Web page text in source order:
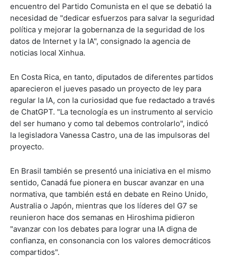
encuentro del Partido Comunista en el que se debatió la
necesidad de "dedicar esfuerzos para salvar la seguridad
política y mejorar la gobernanza de la seguridad de los
datos de Internet y la IA", consignado la agencia de
noticias local Xinhua.
En Costa Rica, en tanto, diputados de diferentes partidos
aparecieron el jueves pasado un proyecto de ley para
regular la IA, con la curiosidad que fue redactado a través
de ChatGPT. "La tecnología es un instrumento al servicio
del ser humano y como tal debemos controlarlo", indicó
la legisladora Vanessa Castro, una de las impulsoras del
proyecto.
En Brasil también se presentó una iniciativa en el mismo
sentido, Canadá fue pionera en buscar avanzar en una
normativa, que también está en debate en Reino Unido,
Australia o Japón, mientras que los líderes del G7 se
reunieron hace dos semanas en Hiroshima pidieron
"avanzar con los debates para lograr una IA digna de
confianza, en consonancia con los valores democráticos
compartidos".